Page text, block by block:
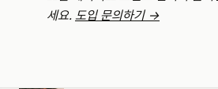
세요. 도입 문의하기 →